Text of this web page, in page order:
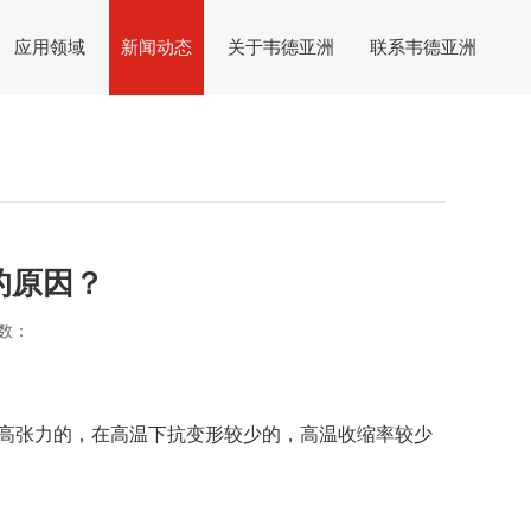
应用领域 新闻动态 关于韦德亚洲 联系韦德亚洲
因？
：
在高温下抗变形较少的，高温收缩率较少